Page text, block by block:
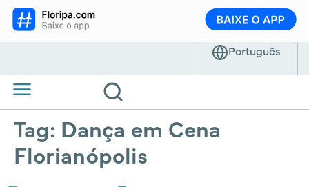
Tag: Dança em Cena
Florianópolis